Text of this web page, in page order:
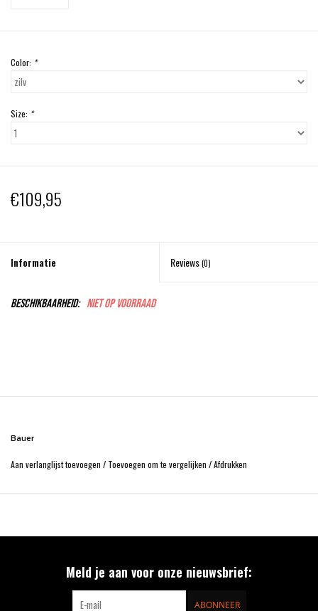
Color: *
Size: *
€109,95
Informatie Reviews(0)
Beschikbaarheid: Niet op voorraad
Bauer
Aan verlanglijst toevoegen / Toevoegen om te vergelijken /Afdrukken
Meld je aan voor onze nieuwsbrief:
ABONNEER